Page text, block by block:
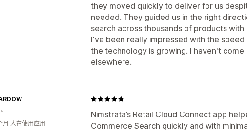
they moved quickly to deliver for us
needed. They guided us in the right
search across thousands of products
I've been really impressed with the
the technology is growing. I haven't
elsewhere.
Nimstrata’s Retail Cloud Connect app
Commerce Search quickly and with
月 人在使用应用